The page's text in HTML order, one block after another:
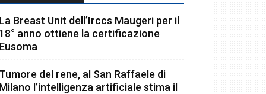
Breast Unit dell’Irccs Maugeri per il
anno ottiene la certificazione
del rene, al San Raffaele di
l’intelligenza artificiale stima il